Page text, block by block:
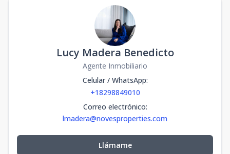
Lucy Madera Benedicto
Agente Inmobiliario
Celular / WhatsApp:
+18298849010
Correo electrónico:
lmadera@novesproperties.com
Llámame